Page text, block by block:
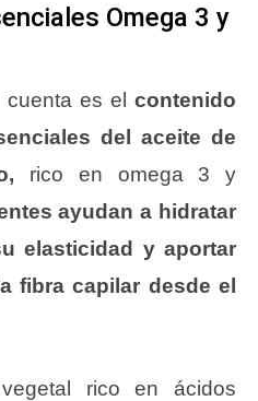
Omega 3 y
cuenta es el contenido
del aceite de
rico en omega 3 y
ayudan a hidratar
elasticidad y aportar
fibra capilar desde el
rico en ácidos